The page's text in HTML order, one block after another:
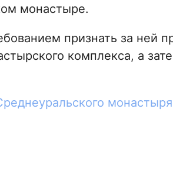
монастыре.
признать за ней
комплекса, а
монастыря